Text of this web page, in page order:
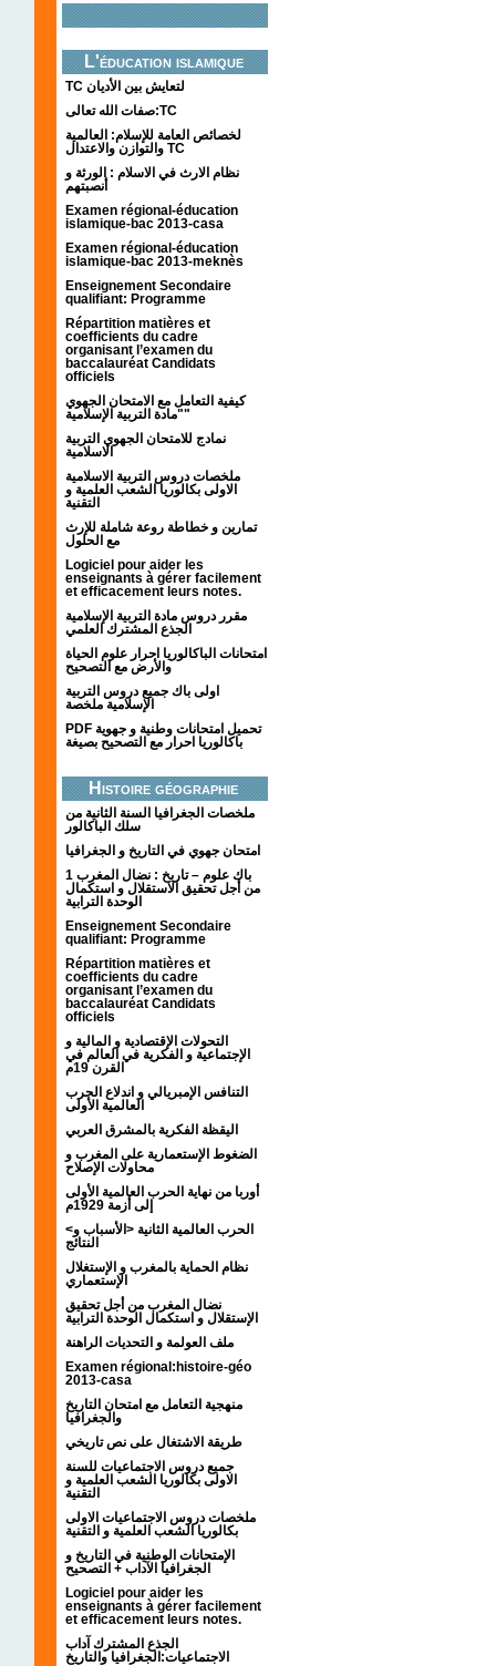
L'éducation islamique
TC لتعايش بين الأديان
صفات الله تعالى:TC
لخصائص العامة للإسلام: العالمية
والتوازن والاعتدال TC
نظام الارث في الاسلام : الورثة و
أنصبتهم
Examen régional-éducation
islamique-bac 2013-casa
Examen régional-éducation
islamique-bac 2013-meknès
Enseignement Secondaire
qualifiant: Programme
Répartition matières et
coefficients du cadre
organisant l’examen du
baccalauréat Candidats
officiels
كيفية التعامل مع الامتحان الجهوي
"مادة التربية الإسلامية"
نمادج للامتحان الجهوي التربية
الاسلامية
ملخصات دروس التربية الاسلامية
الاولى بكالوريا الشعب العلمية و
التقنية
تمارين و خطاطة روعة شاملة للإرث
مع الحلول
Logiciel pour aider les
enseignants à gérer facilement
et efficacement leurs notes.
مقرر دروس مادة التربية الإسلامية
الجذع المشترك العلمي
امتحانات الباكالوريا احرار علوم الحياة
والأرض مع التصحيح
اولى باك جميع دروس التربية
الإسلامية ملخصة
PDF تحميل امتحانات وطنية و جهوية
باكالوريا احرار مع التصحيح بصيغة
Histoire géographie
ملخصات الجغرافيا السنة الثانية من
سلك الباكالور
امتحان جهوي في التاريخ و الجغرافيا
1 باك علوم – تاريخ : نضال المغرب
من أجل تحقيق الاستقلال و استكمال
الوحدة الترابية
Enseignement Secondaire
qualifiant: Programme
Répartition matières et
coefficients du cadre
organisant l’examen du
baccalauréat Candidats
officiels
التحولات الإقتصادية و المالية و
الإجتماعية و الفكرية في العالم في
القرن 19م
التنافس الإمبريالي و اندلاع الحرب
العالمية الأولى
اليقظة الفكرية بالمشرق العربي
الضغوط الإستعمارية على المغرب و
محاولات الإصلاح
أوربا من نهاية الحرب العالمية الأولى
إلى أزمة 1929م
<الحرب العالمية الثانية <الأسباب و
النتائج
نظام الحماية بالمغرب و الإستغلال
الإستعماري
نضال المغرب من أجل تحقيق
الإستقلال و استكمال الوحدة الترابية
ملف العولمة و التحديات الراهنة
Examen régional:histoire-géo
2013-casa
منهجية التعامل مع امتحان التاريخ
والجغرافيا
طريقة الاشتغال على نص تاريخي
جميع دروس الاجتماعيات للسنة
الاولى بكالوريا الشعب العلمية و
التقنية
ملخصات دروس الاجتماعيات الاولى
بكالوريا الشعب العلمية و التقنية
الإمتحانات الوطنية في التاريخ و
الجغرافيا الآداب + التصحيح
Logiciel pour aider les
enseignants à gérer facilement
et efficacement leurs notes.
الجذع المشترك آداب
الاجتماعيات:الجغرافيا والتاريخ